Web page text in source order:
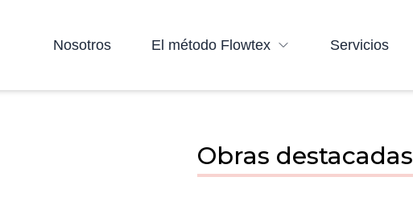
Nosotros El método Flowtex Servicios
Obras destacadas